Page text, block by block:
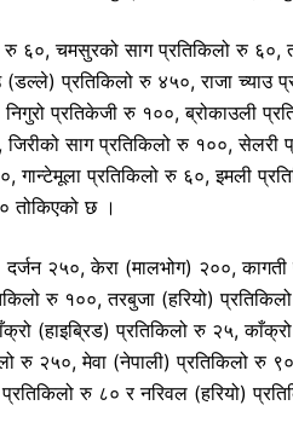
६०, चमसुरको साग प्रतिकिलो रु ६०,
प्रतिकिलो रु ४५०, राजा च्याउ
निगुरो प्रतिकेजी रु १००, ब्रोकाउली
जिरीको साग प्रतिकिलो रु १००,
गान्टेमूला प्रतिकिलो रु ६०, इमली
तोकिएको छ ।
२५०, केरा (मालभोग) २००,
रु १००, तरबुजा (हरियो)
(हाइब्रिड) प्रतिकिलो रु २५,
रु २५०, मेवा (नेपाली) प्रतिकिलो रु
रु ८० र नरिवल (हरियो)